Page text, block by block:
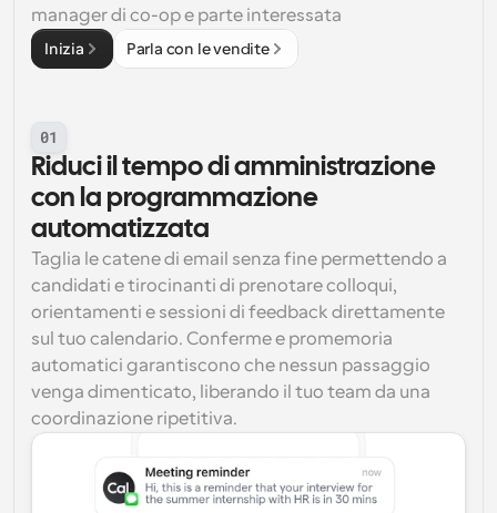
manager di co-op e parte interessata
Inizia Parla con le vendite
01
Riduci il tempo di amministrazione
con la programmazione
automatizzata
Taglia le catene di email senza fine permettendo a
candidati e tirocinanti di prenotare colloqui,
orientamenti e sessioni di feedback direttamente
sul tuo calendario. Conferme e promemoria
automatici garantiscono che nessun passaggio
venga dimenticato, liberando il tuo team da una
coordinazione ripetitiva.